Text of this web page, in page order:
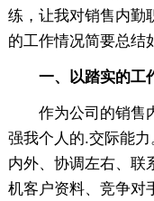
练，让我对销售内勤
的工作情况简要总结
一、以踏实的工
作为公司的销售内
强我个人的.交际能
内外、协调左右、联
机客户资料、竞争对